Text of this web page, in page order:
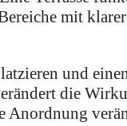
mit
und
die
Anordnung